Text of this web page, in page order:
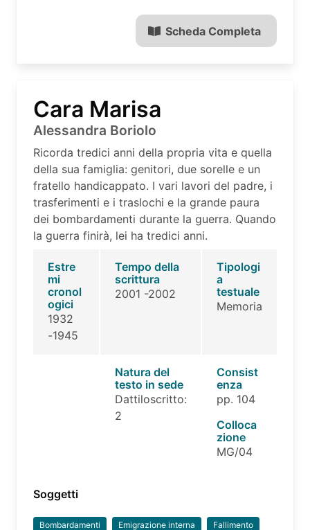
Scheda Completa
Cara Marisa
Alessandra Boriolo
Ricorda tredici anni della propria vita e quella
della sua famiglia: genitori, due sorelle e un
fratello handicappato. I vari lavori del padre, i
trasferimenti e i traslochi e la grande paura
dei bombardamenti durante la guerra. Quando
la guerra finirà, lei ha tredici anni.
Estre
mi
cronol
ogici
1932
-1945
Tempo della
scrittura
2001 -2002
Tipologi
a
testuale
Memoria
Natura del
testo in sede
Dattiloscritto:
2
Consist
enza
pp. 104
Colloca
zione
MG/04
Soggetti
Bombardamenti Emigrazione interna Fallimento